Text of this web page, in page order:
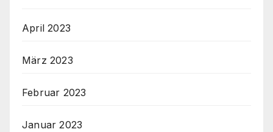
April 2023
März 2023
Februar 2023
Januar 2023